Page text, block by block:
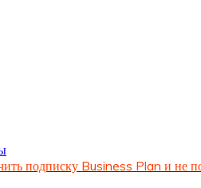
подписку Business Plan и не